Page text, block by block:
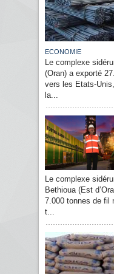
ECONOMIE
Le complexe
(Oran) a exporté
vers les Etats-
la...
Le complexe
Bethioua (Est
7.000 tonnes de fil
t...